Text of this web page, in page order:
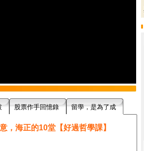
股票作手回憶錄 留學，是為了成
，海正的10堂【好過哲學課】